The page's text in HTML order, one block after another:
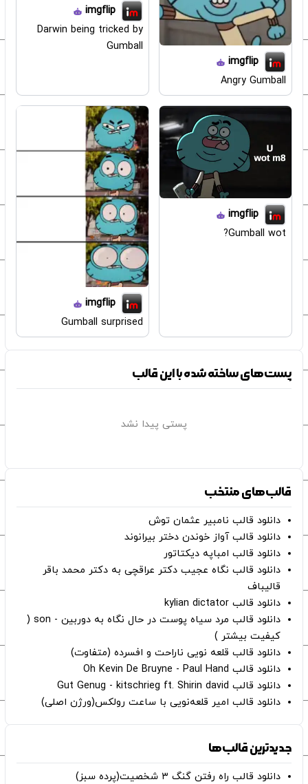
imgflip
Angry Gumball
imgflip
Darwin being tricked by
Gumball
imgflip
Gumball wot?
imgflip
Gumball surprised
پست‌های ساخته شده با این قالب
پستی پیدا نشد
قالب‌های منتخب
دانلود قالب نامبیر عثمان ‌توش
دانلود قالب آواز خوندن دختر بیرانوند
دانلود قالب امباپه دیکتاتور
دانلود قالب نگاه عجیب دکتر عراقچی به دکتر محمد باقر
قالیباف
دانلود قالب kylian dictator
دانلود قالب مرد سیاه پوست در حال نگاه به دوربین - son (
کیفیت بیشتر )
دانلود قالب قلعه نویی ناراحت و افسرده (متفاوت)
دانلود قالب Oh Kevin De Bruyne - Paul Hand
دانلود قالب Gut Genug - kitschrieg ft. Shirin david
دانلود قالب امیر قلعه‌نویی با ساعت رولکس(ورژن اصلی)
جدیدترین قالب‌ها
دانلود قالب راه رفتن گنگ ۳ شخصیت(پرده سبز)